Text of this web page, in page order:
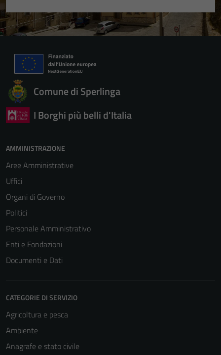
Comune di Sperlinga
I Borghi più belli d'Italia
AMMINISTRAZIONE
Aree Amministrative
Uffici
Organi di Governo
Politici
Personale Amministrativo
Enti e Fondazioni
Documenti e Dati
CATEGORIE DI SERVIZIO
Agricoltura e pesca
Ambiente
Anagrafe e stato civile